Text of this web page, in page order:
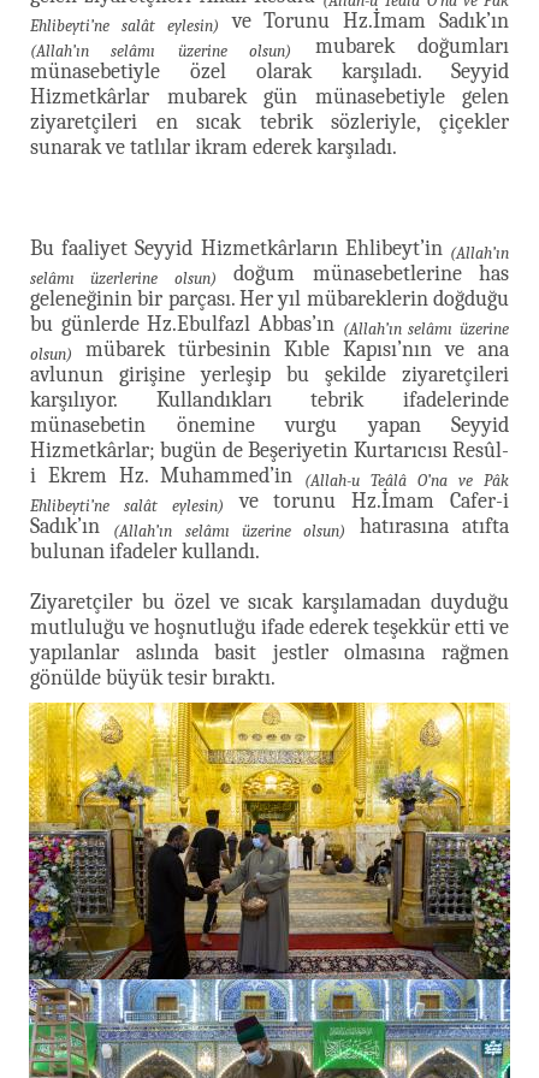
Ehlibeyti’ne salât eylesin)
ve Torunu Hz.İmam Sadık’ın
(Allah’ın selâmı üzerine olsun)
mubarek doğumları
münasebetiyle özel olarak karşıladı. Seyyid
Hizmetkârlar mubarek gün münasebetiyle gelen
ziyaretçileri en sıcak tebrik sözleriyle, çiçekler
sunarak ve tatlılar ikram ederek karşıladı.
Bu faaliyet Seyyid Hizmetkârların Ehlibeyt’in (Allah’ın
selâmı üzerlerine olsun)
doğum münasebetlerine has
geleneğinin bir parçası. Her yıl mübareklerin doğduğu
bu günlerde Hz.Ebulfazl Abbas’ın (Allah’ın selâmı üzerine
olsun)
mübarek türbesinin Kıble Kapısı’nın ve ana
avlunun girişine yerleşip bu şekilde ziyaretçileri
karşılıyor. Kullandıkları tebrik ifadelerinde
münasebetin önemine vurgu yapan Seyyid
Hizmetkârlar; bugün de Beşeriyetin Kurtarıcısı Resûl-
i Ekrem Hz. Muhammed’in
(Allah-u Teâlâ O’na ve Pâk
Ehlibeyti’ne salât eylesin)
ve torunu Hz.İmam Cafer-i
Sadık’ın
(Allah’ın selâmı üzerine olsun)
hatırasına atıfta
bulunan ifadeler kullandı.
Ziyaretçiler bu özel ve sıcak karşılamadan duyduğu
mutluluğu ve hoşnutluğu ifade ederek teşekkür etti ve
yapılanlar aslında basit jestler olmasına rağmen
gönülde büyük tesir bıraktı.